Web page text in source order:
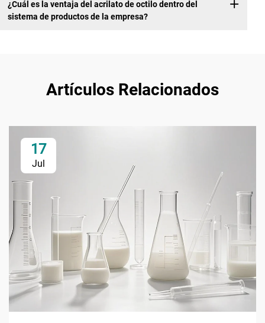
¿Cuál es la ventaja del acrilato de octilo dentro del
sistema de productos de la empresa?
Artículos Relacionados
17
Jul